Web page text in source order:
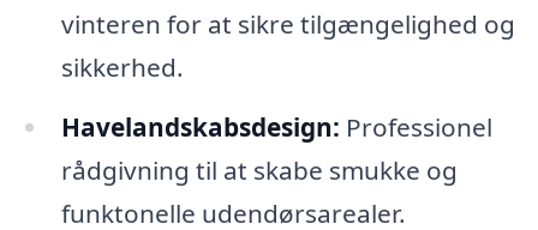
vinteren for at sikre tilgængelighed og
sikkerhed.
Havelandskabsdesign: Professionel
rådgivning til at skabe smukke og
funktonelle udendørsarealer.